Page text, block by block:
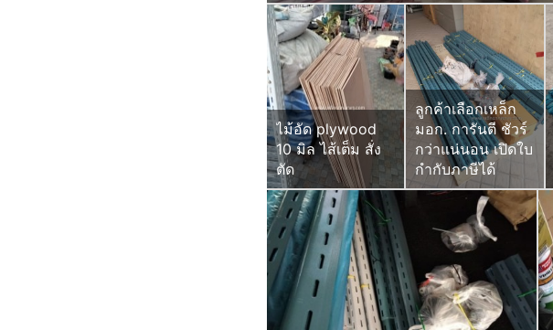
ไม้อัด plywood
10 มิล ไส้เต็ม สั่ง
ตัด
ลูกค้าเลือกเหล็ก
มอก. การันตี ชัวร์
กว่าแน่นอน เปิดใบ
กำกับภาษีได้